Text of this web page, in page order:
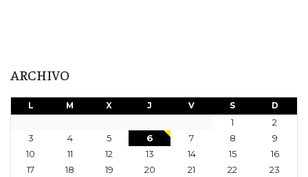
ARCHIVO
L M X J V S D
1
2
3
4 5 6 7 8
9
10
11 12 13 14 15
16
17
18 19 20 21 22
23